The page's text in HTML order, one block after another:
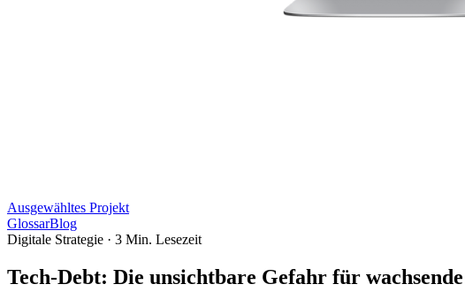
Ausgewähltes Projekt
GlossarBlog
Digitale Strategie · 3 Min. Lesezeit
Tech-Debt: Die unsichtbare Gefahr für